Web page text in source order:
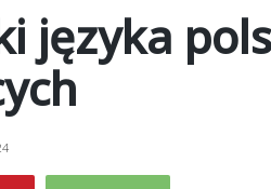
języka